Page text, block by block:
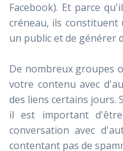
Facebook). Et parce
créneau, ils constituent
un public et de générer
De nombreux groupes
votre contenu avec
des liens certains jours.
il est important
conversation avec
contentant pas de